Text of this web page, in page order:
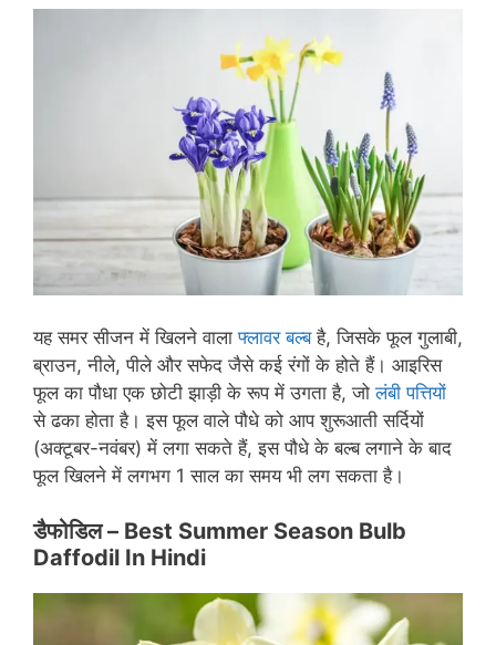
यह समर सीजन में खिलने वालाफ्लावर बल्बहै, जिसके फूल गुलाबी,
ब्राउन, नीले, पीले और सफेद जैसे कई रंगों के होते हैं। आइरिस
फूल का पौधा एक छोटी झाड़ी के रूप में उगता है, जोलंबी पत्तियों
से ढका होता है। इस फूल वाले पौधे को आप शुरूआती सर्दियों
(अक्टूबर-नवंबर) में लगा सकते हैं, इस पौधे के बल्ब लगाने के बाद
फूल खिलने में लगभग 1 साल का समय भी लग सकता है।
डैफोडिल – Best Summer Season Bulb
Daffodil In Hindi